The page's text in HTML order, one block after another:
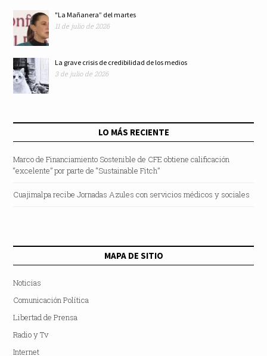
"La Mañanera” del martes
11 de julio de 2026
La grave crisis de credibilidad de los medios
3 de julio de 2026
LO MÁS RECIENTE
Marco de Financiamiento Sostenible de CFE obtiene calificación
“excelente” por parte de “Sustainable Fitch”
Cuajimalpa recibe Jornadas Azules con servicios médicos y sociales
MAPA DE SITIO
Noticias
Comunicación Política
Libertad de Prensa
Radio y Tv
Internet